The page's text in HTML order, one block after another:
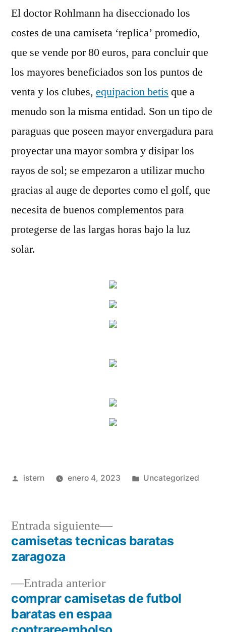
El doctor Rohlmann ha diseccionado los
costes de una camiseta ‘replica’ promedio,
que se vende por 80 euros, para concluir que
los mayores beneficiados son los puntos de
venta y los clubes, equipacion betis que a
menudo son la misma entidad. Son un tipo de
paraguas que poseen mayor envergadura para
proyectar una mayor sombra y disipar los
rayos de sol; se empezaron a utilizar mucho
gracias al auge de deportes como el golf, que
necesita de buenos complementos para
protegerse de las largas horas bajo la luz
solar.
Publicado
istern enero 4, 2023
Publicado
Uncategorized
Navegación
entradas
Entrada anteriorEntrada
anterior:
comprar camisetas de futbol
baratas en espaa
Entrada siguiente
Entrada
siguiente:
camisetas tecnicas baratas
zaragoza